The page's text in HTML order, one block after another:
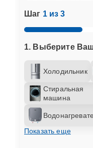
Шаг 1 из 3
1. Выберите
Холодильник
Стиральная
машина
Показать еще